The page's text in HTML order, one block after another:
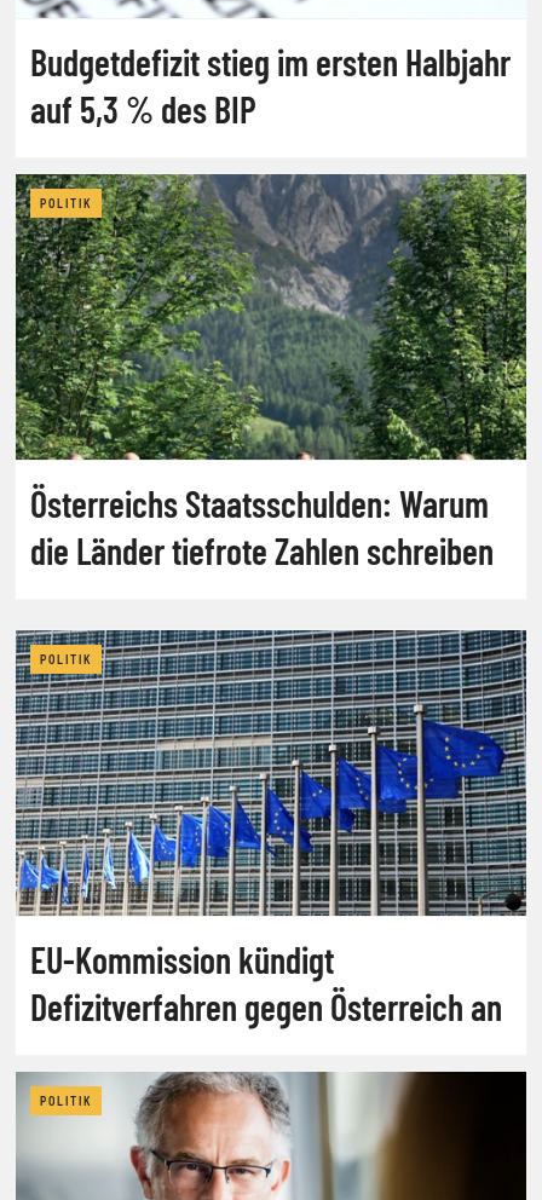
Budgetdefizit stieg im ersten Halbjahr
auf 5,3 % des BIP
POLITIK
Österreichs Staatsschulden: Warum
die Länder tiefrote Zahlen schreiben
POLITIK
EU-Kommission kündigt
Defizitverfahren gegen Österreich an
POLITIK